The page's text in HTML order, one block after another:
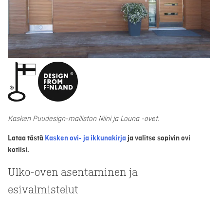
Kasken Puudesign-malliston Niini ja Louna -ovet.
Lataa tästä Kasken ovi- ja ikkunakirja ja valitse sopivin ovi
kotiisi.
Ulko-oven asentaminen ja
esivalmistelut